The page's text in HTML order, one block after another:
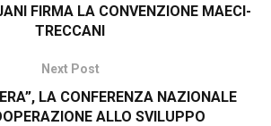
FIRMA LA CONVENZIONE MAECI-
TRECCANI
Next Post
LA CONFERENZA NAZIONALE
ALLO SVILUPPO